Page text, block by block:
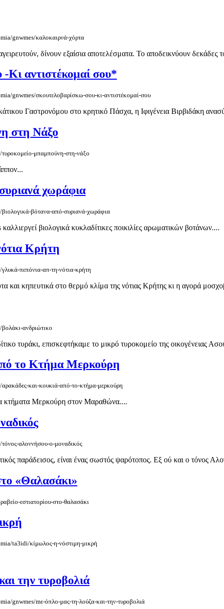
gnwmes/καλοκαιρνά-χόρτα
δίνουν εξαίσια αποτελέσματα. Το αποδεικνύουν δεκάδες
Κι αντιστέκομαί σου*
gnwmes/σκουτελοβαρίσκω-σου-κι-αντιστέκομαί-σου
Γαστρονόμου στο κρητικό Πάσχα, η Ιφιγένεια Βιρβιδάκη
στη Νάξο
μπαμπούνη-στη-νάξο
χωράφια
βότανα-από-συριανά-χωράφια
βιολογικά κυκλαδίτικες ποικιλίες αρωματικών βοτάνων....
Κρήτη
πεπόνια-απ-τη-νότια-κρήτη
και κηπευτικά στο θερμό κλίμα της νότιας Κρήτης κι η αγορά
ανδριώτικο
τυράκι, επισκεφτήκαμε το μικρό τυροκομείο της οικογένειας
το Κτήμα Μερκούρη
και-κουκιά-από-το-κτήμα-μερκούρη
κτήματα Μερκούρη στον Μαραθώνα....
αλοννήσου-ο-μοναδικός
παράδεισος, είναι ένας σωστός ψαρότοπος. Εξ ού και ο τόνος
«Θαλασάκι»
εστιατορίου-στο-θαλασάκι
ta3idi/κίμωλος-η-νόστιμη-μικρή
την τυροβολιά
gnwmes/mε-όπλο-μας-τη-λούζα-και-την-τυροβολιά